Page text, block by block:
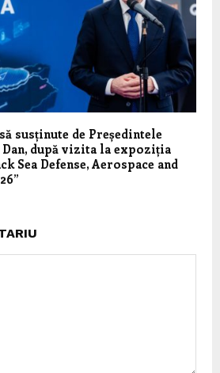
susținute de Președintele
după vizita la expoziția
Sea Defense, Aerospace and